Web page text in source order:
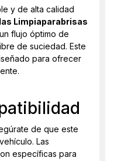
y de alta calidad
Limpiaparabrisas
flujo óptimo de
de suciedad. Este
para ofrecer
de que este
Las
específicas para